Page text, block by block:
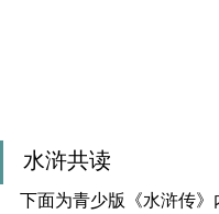
水浒共读
下面为青少版《水浒传